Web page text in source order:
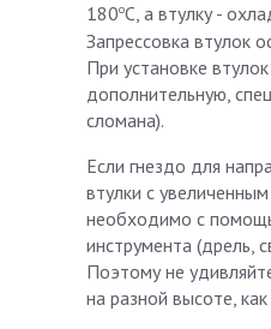
180оС, а втулку -
Запрессовка втулок
При установке
дополнительную,
сломана).
Если гнездо для
втулки с
необходимо с
инструмента (дрель,
Поэтому не
на разной высоте,